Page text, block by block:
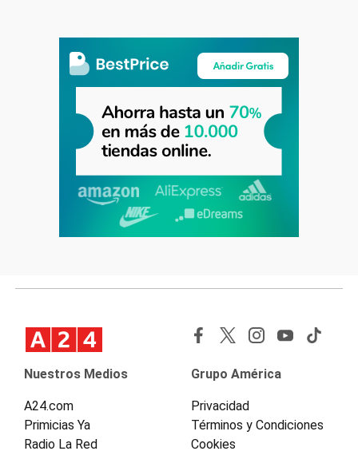
Nuestros Medios
A24.com
Primicias Ya
Radio La Red
Grupo América
Privacidad
Términos y Condiciones
Cookies